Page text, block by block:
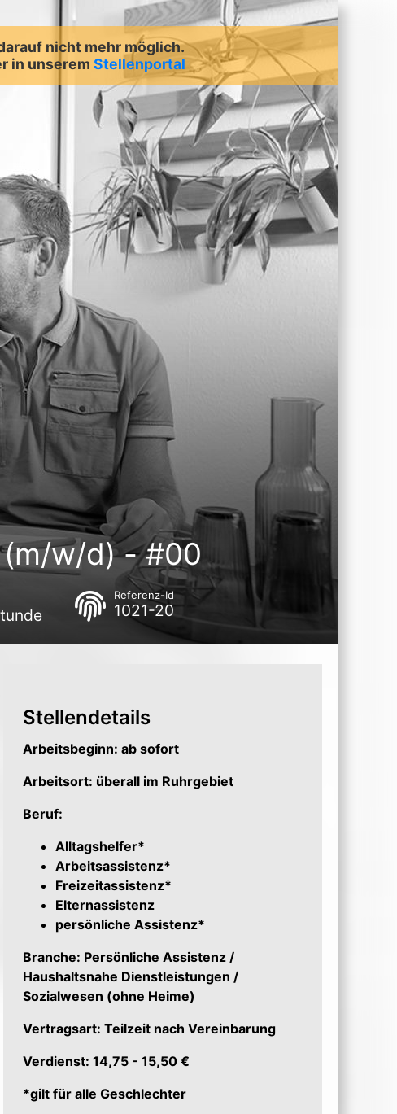
nicht mehr möglich.
in unserem Stellenportal
w/d) - #00
Referenz-Id
1021-20
Stellendetails
Arbeitsbeginn: ab sofort
Arbeitsort: überall im Ruhrgebiet
Beruf:
Alltagshelfer*
Arbeitsassistenz*
Freizeitassistenz*
Elternassistenz
persönliche Assistenz*
Branche: Persönliche Assistenz /
Haushaltsnahe Dienstleistungen /
Sozialwesen (ohne Heime)
Vertragsart: Teilzeit nach Vereinbarung
Verdienst: 14,75 - 15,50 €
*gilt für alle Geschlechter